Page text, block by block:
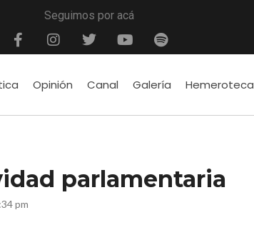
Seguimos por acá
Opinión Canal Galería Hemeroteca
parlamentaria
pm